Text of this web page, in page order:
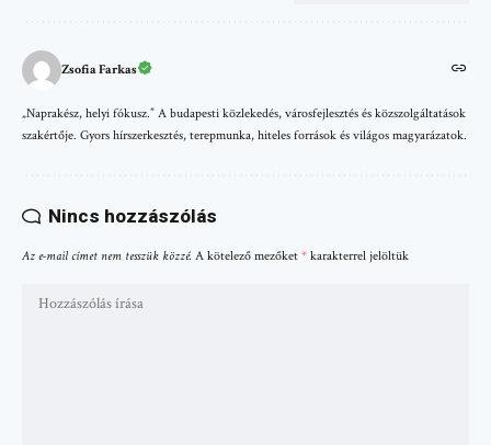
Zsofia Farkas
„Naprakész, helyi fókusz.” A budapesti közlekedés, városfejlesztés és közszolgáltatások
szakértője. Gyors hírszerkesztés, terepmunka, hiteles források és világos magyarázatok.
Nincs hozzászólás
Az e-mail címet nem tesszük közzé. A kötelező mezőket * karakterrel jelöltük